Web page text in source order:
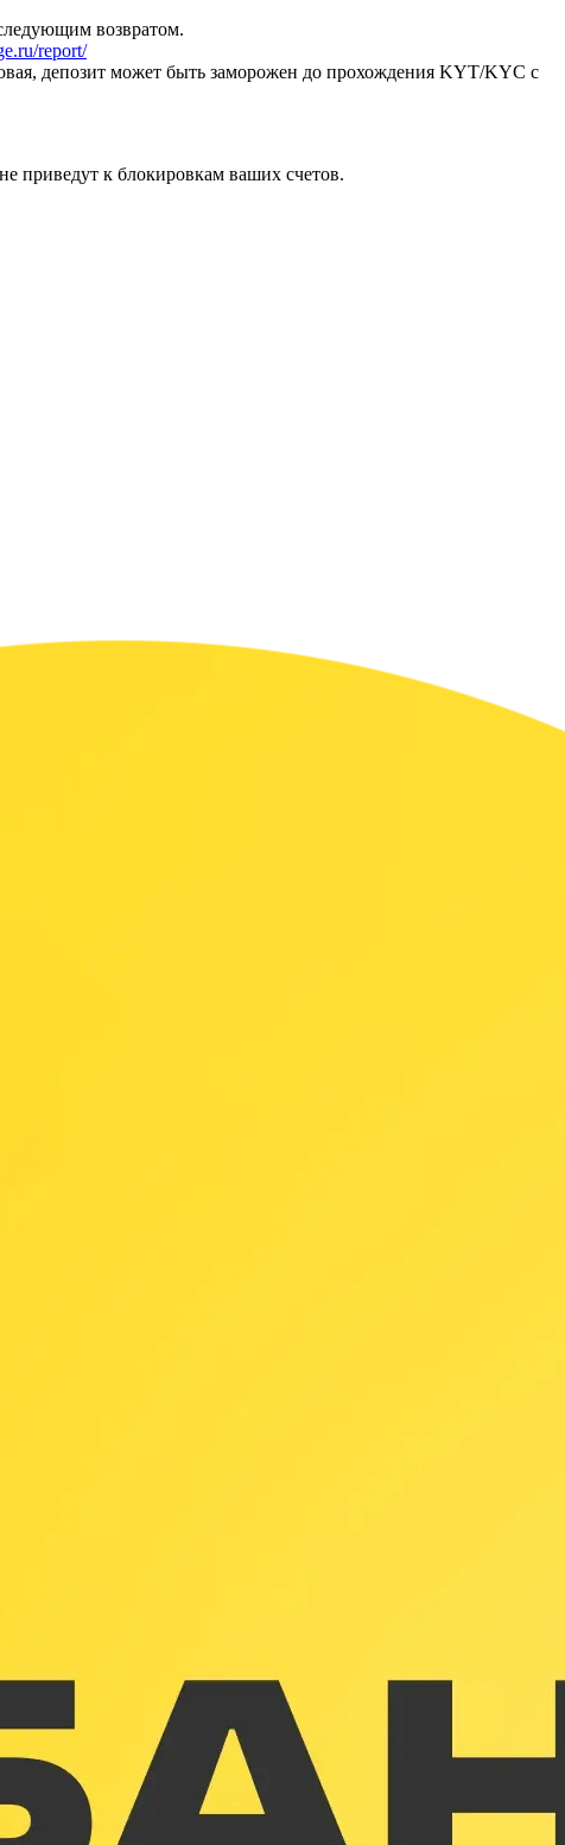
возвратом.
report/
депозит может быть заморожен до прохождения KYT/KYC с
приведут к блокировкам ваших счетов.